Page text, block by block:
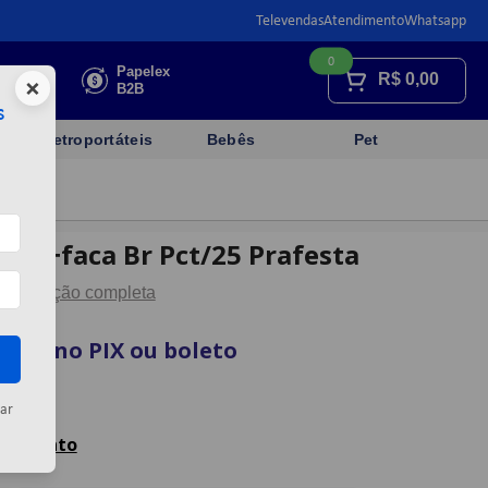
TelevendasAtendimentoWhatsapp
Faça sua
cotação
Papelex
B2B
R$ 0,00
0
Eletroportáteis Bebês Pet
Br Pct/25 Prafesta
Descrição completa
vista no PIX ou boleto
×